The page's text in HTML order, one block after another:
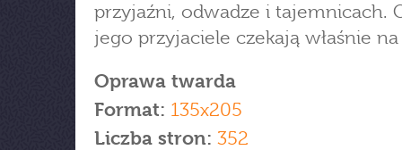
przyjaźni, odwadze i tajemnicach.
jego przyjaciele czekają właśnie
Oprawa twarda
Format: 135x205
Liczba stron: 352